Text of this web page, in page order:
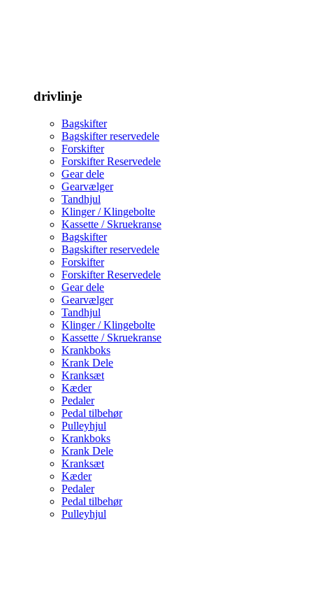
drivlinje
Bagskifter
Bagskifter reservedele
Forskifter
Forskifter Reservedele
Gear dele
Gearvælger
Tandhjul
Klinger / Klingebolte
Kassette / Skruekranse
Bagskifter
Bagskifter reservedele
Forskifter
Forskifter Reservedele
Gear dele
Gearvælger
Tandhjul
Klinger / Klingebolte
Kassette / Skruekranse
Krankboks
Krank Dele
Kranksæt
Kæder
Pedaler
Pedal tilbehør
Pulleyhjul
Krankboks
Krank Dele
Kranksæt
Kæder
Pedaler
Pedal tilbehør
Pulleyhjul